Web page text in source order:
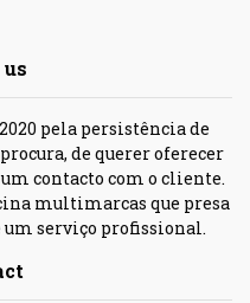
pela persistência de
de querer oferecer
contacto com o cliente.
multimarcas que presa
serviço profissional.